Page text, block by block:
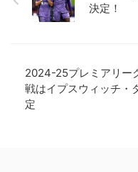
決定！
2024-25プレミアリ
戦はイプスウィッチ・
定